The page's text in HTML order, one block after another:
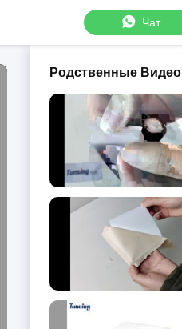
Чат
Родственные Видео